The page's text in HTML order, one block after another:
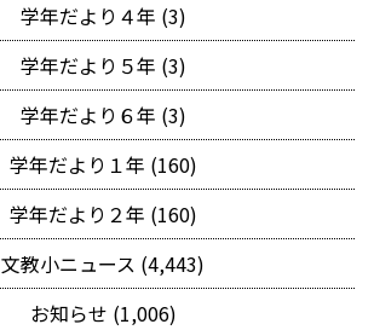
学年だより４年 (3)
学年だより５年 (3)
学年だより６年 (3)
学年だより１年 (160)
学年だより２年 (160)
文教小ニュース (4,443)
お知らせ (1,006)